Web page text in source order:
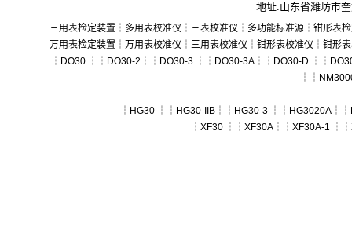
地址:山东省潍坊市
三用表检定装置 ┆ 多用表校准仪 ┆ 三表校准仪 ┆ 多功能标准源 ┆ 钳形表
万用表检定装置 ┆ 万用表校准仪 ┆ 三用表校准仪 ┆ 钳形表校准仪 ┆ 钳形
┆ DO30 ┆┆ DO30-2 ┆┆ DO30-3 ┆┆ DO30-3A ┆┆ DO30-D ┆┆
┆┆
┆ HG30 ┆┆ HG30-IIB ┆┆ HG30-3 ┆┆ HG3020A ┆┆
┆ XF30 ┆┆ XF30A ┆┆ XF30A-1 ┆┆